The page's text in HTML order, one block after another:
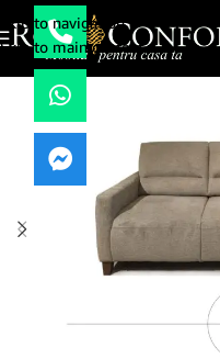
Skip to navigation
Skip to main content